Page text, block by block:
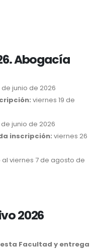
Abogacía
de junio de 2026
viernes 19 de
de junio de 2026
inscripción: viernes 26
al viernes 7 de agosto de
2026
Facultad y entrega